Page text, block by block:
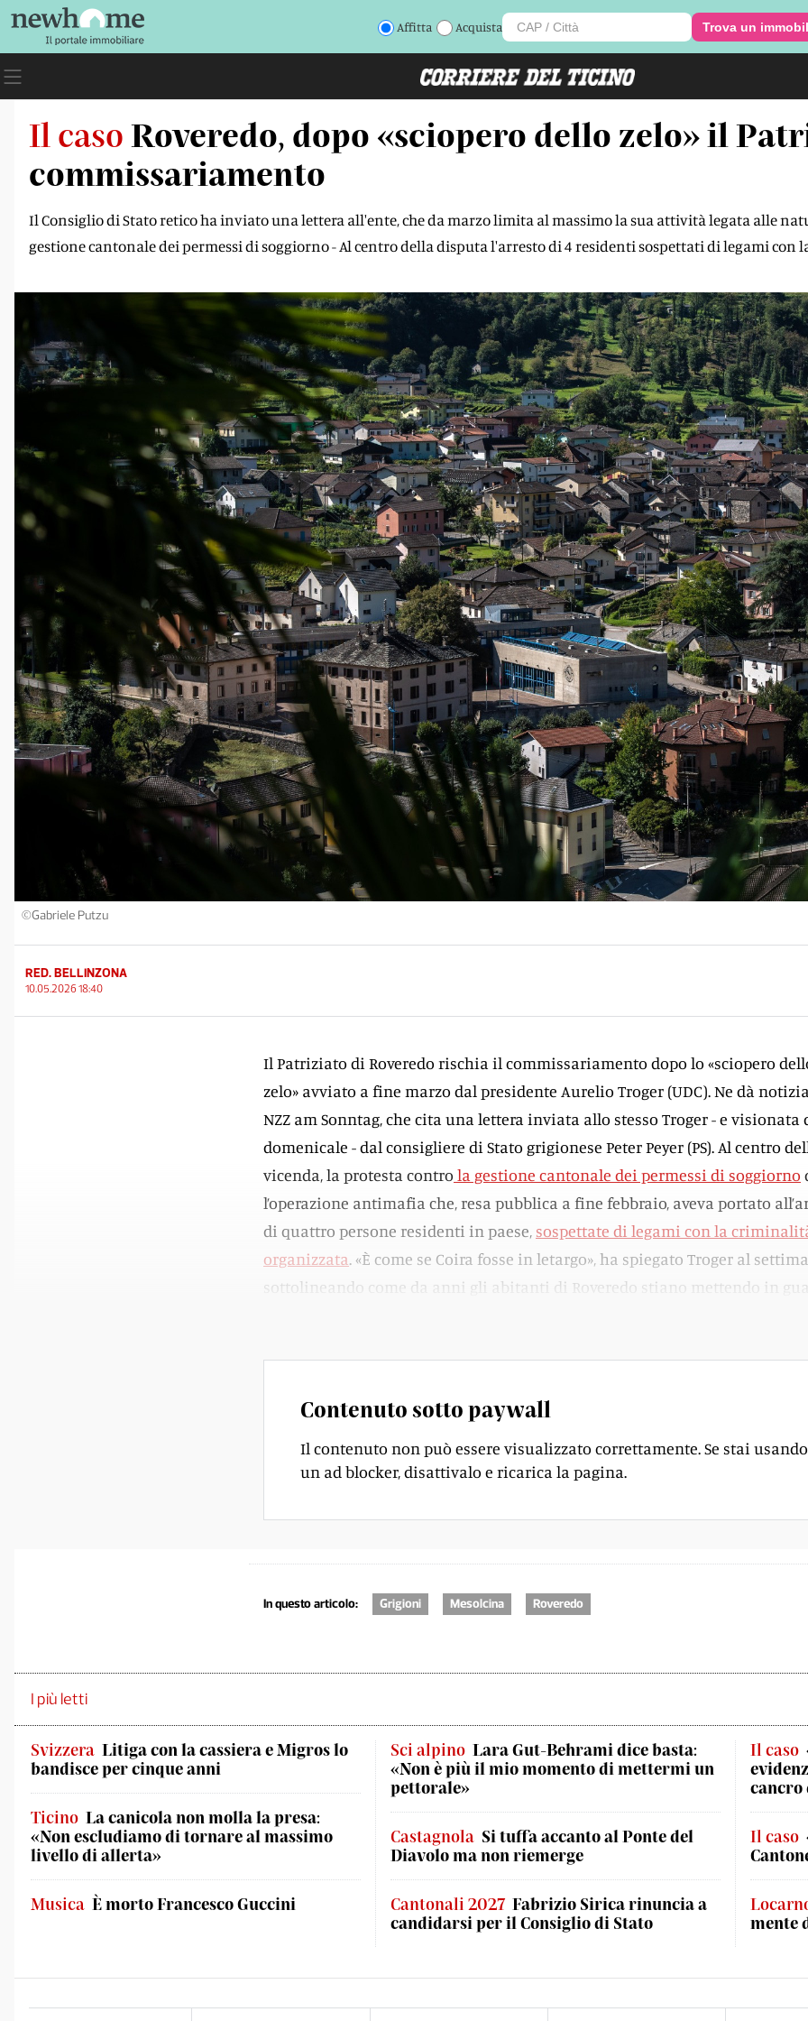
Affitta Acquista Trova un
Il caso Roveredo, dopo «sciopero dello zelo» il
commissariamento
Il Consiglio di Stato retico ha inviato una lettera all'ente, che da marzo limita al massimo la sua attività legata alle
gestione cantonale dei permessi di soggiorno - Al centro della disputa l'arresto di 4 residenti sospettati di legami
©Gabriele Putzu
RED. BELLINZONA
10.05.2026 18:40
Il Patriziato di Roveredo rischia il commissariamento dopo lo «sciopero
zelo» avviato a fine marzo dal presidente Aurelio Troger (UDC). Ne dà
NZZ am Sonntag, che cita una lettera inviata allo stesso Troger - e visionata
domenicale - dal consigliere di Stato grigionese Peter Peyer (PS). Al centro
vicenda, la protesta contro la gestione cantonale dei permessi di soggiorno
l’operazione antimafia che, resa pubblica a fine febbraio, aveva portato
di quattro persone residenti in paese, sospettate di legami con la
organizzata. «È come se Coira fosse in letargo», ha spiegato Troger al
sottolineando come da anni gli abitanti di Roveredo stiano mettendo in
Contenuto sotto paywall
Il contenuto non può essere visualizzato correttamente. Se stai usando
un ad blocker, disattivalo e ricarica la pagina.
In questo articolo: Grigioni Mesolcina Roveredo
I più letti
Svizzera Litiga con la cassiera e Migros lo
bandisce per cinque anni
Ticino La canicola non molla la presa:
«Non escludiamo di tornare al massimo
livello di allerta»
Musica È morto Francesco Guccini
Sci alpino Lara Gut-Behrami dice basta:
«Non è più il mio momento di mettermi un
pettorale»
Castagnola Si tuffa accanto al Ponte del
Diavolo ma non riemerge
Cantonali 2027 Fabrizio Sirica rinuncia a
candidarsi per il Consiglio di Stato
Il caso
cancro
Il caso
mente